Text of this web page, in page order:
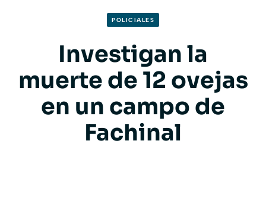
POLICIALES
Investigan la
muerte de 12 ovejas
en un campo de
Fachinal